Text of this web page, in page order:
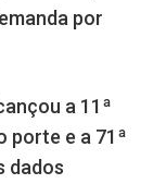
por
a 11ª
porte e a 71ª
dados